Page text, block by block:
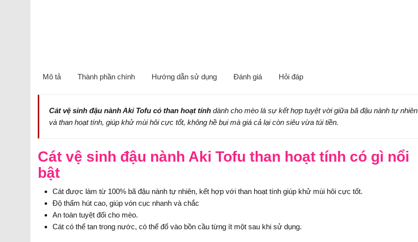
Mô tả Thành phần chính Hướng dẫn sử dụng Đánh giá Hỏi đáp
Cát vệ sinh đậu nành Aki Tofu có than hoạt tính dành cho mèo là sự kết hợp tuyệt vời giữa bã đậu nành tự nhiên
và than hoạt tính, giúp khử mùi hôi cực tốt, không hề bụi mà giá cả lại còn siêu vừa túi tiền.
Cát vệ sinh đậu nành Aki Tofu than hoạt tính có gì nổi
bật
Cát được làm từ 100% bã đậu nành tự nhiên, kết hợp với than hoạt tính giúp khử mùi hôi cực tốt.
Độ thấm hút cao, giúp vón cục nhanh và chắc
An toàn tuyệt đối cho mèo.
Cát có thể tan trong nước, có thể đổ vào bồn cầu từng ít một sau khi sử dụng.